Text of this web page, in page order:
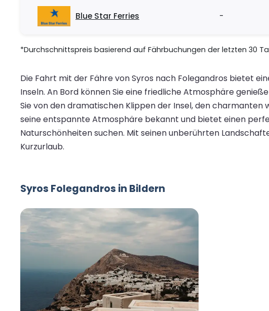
Blue Star Ferries -
*Durchschnittspreis basierend auf Fährbuchungen der letzten 30
Die Fahrt mit der Fähre von Syros nach Folegandros bietet
Inseln. An Bord können Sie eine friedliche Atmosphäre
Sie von den dramatischen Klippen der Insel, den
seine entspannte Atmosphäre bekannt und bietet einen
Naturschönheiten suchen. Mit seinen unberührten
Kurzurlaub.
Syros Folegandros in Bildern